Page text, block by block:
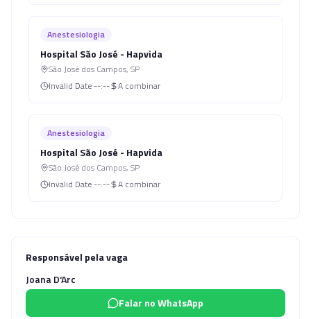
Anestesiologia
Hospital São José - Hapvida
São José dos Campos, SP
Invalid Date --:-- A combinar
Anestesiologia
Hospital São José - Hapvida
São José dos Campos, SP
Invalid Date --:-- A combinar
Responsável pela vaga
Joana D'Arc
Falar no WhatsApp